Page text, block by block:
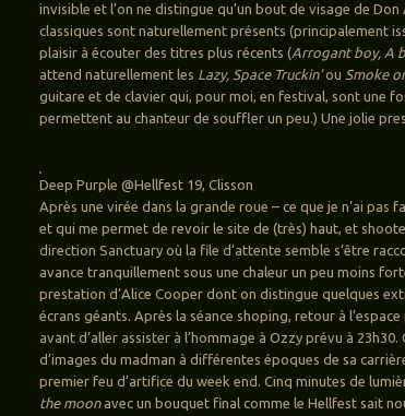
invisible et l’on ne distingue qu’un bout de visage de
classiques sont naturellement présents (principalement
plaisir à écouter des titres plus récents (Arrogant boy, A
attend naturellement les Lazy, Space Truckin’ou Smoke
guitare et de clavier qui, pour moi, en festival, sont une
permettent au chanteur de souffler un peu.) Une jolie
Deep Purple @Hellfest 19, Clisson
Après une virée dans la grande roue – ce que je n’ai pas
et qui me permet de revoir le site de (très) haut, et
direction Sanctuary où la file d’attente semble s’être
avance tranquillement sous une chaleur un peu moins
prestation d’Alice Cooper dont on distingue quelques
écrans géants. Après la séance shoping, retour à
avant d’aller assister à l’hommage à Ozzy prévu à
d’images du madman à différentes époques de sa
premier feu d’artifice du week end. Cinq minutes de
the moonavec un bouquet final comme le Hellfest sait